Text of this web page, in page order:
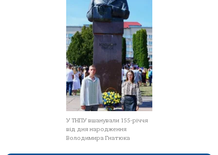
У ТНПУ вшанували 155-річчя
від дня народження
Володимира Гнатюка